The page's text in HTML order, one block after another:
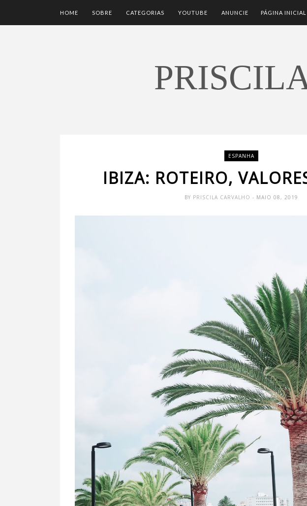
HOME SOBRE CATEGORIAS YOUTUBE ANUNCIE PÁGINA INICIAL
ESPANHA
IBIZA: ROTEIRO,
BY PRISCILA CARVALHO - MAIO 08, 2019